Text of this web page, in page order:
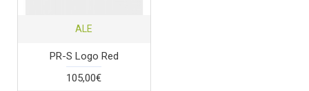
ALE
PR-S Logo Red
105,00€